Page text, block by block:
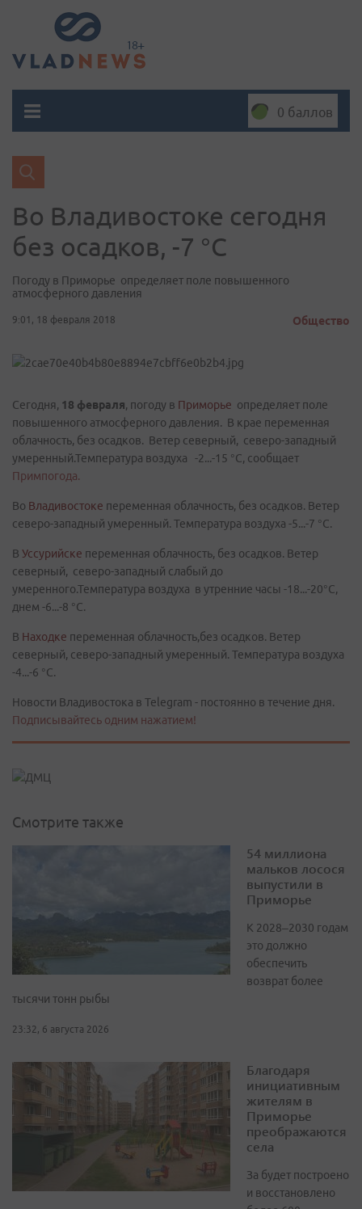
0 баллов
Во Владивостоке сегодня
без осадков, -7 °C
Погоду в Приморье определяет поле повышенного
атмосферного давления
9:01, 18 февраля 2018 Общество
Сегодня, 18 февраля, погоду в Приморье определяет поле
повышенного атмосферного давления. В крае переменная
облачность, без осадков. Ветер северный, северо-западный
умеренный.Температура воздуха -2...-15 °C, сообщает
Примпогода.
Во Владивостоке переменная облачность, без осадков. Ветер
северо-западный умеренный. Температура воздуха -5...-7 °C.
В Уссурийске переменная облачность, без осадков. Ветер
северный, северо-западный слабый до
умеренного.Температура воздуха в утренние часы -18...-20°C,
днем -6...-8 °C.
В Находке переменная облачность,без осадков. Ветер
северный, северо-западный умеренный. Температура воздуха
-4...-6 °C.
Новости Владивостока в Telegram - постоянно в течение дня.
Подписывайтесь одним нажатием!
Смотрите также
54 миллиона
мальков лосося
выпустили в
Приморье
К 2028–2030 годам
это должно
обеспечить
возврат более
тысячи тонн рыбы
23:32, 6 августа 2026
Благодаря
инициативным
жителям в
Приморье
преображаются
села
За будет построено
и восстановлено